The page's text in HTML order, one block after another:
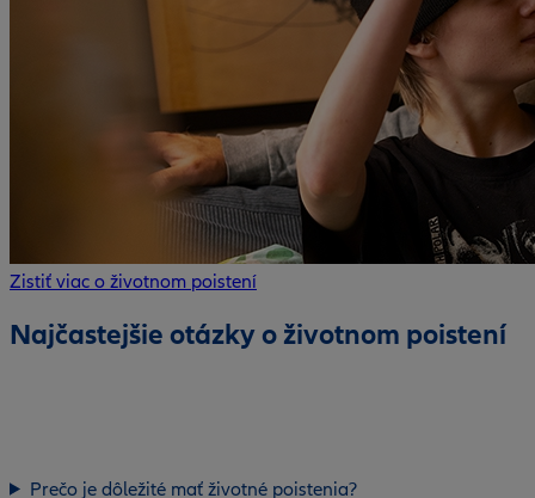
Zistiť viac o životnom poistení
Najčastejšie otázky o životnom poistení
Prečo je dôležité mať životné poistenia?